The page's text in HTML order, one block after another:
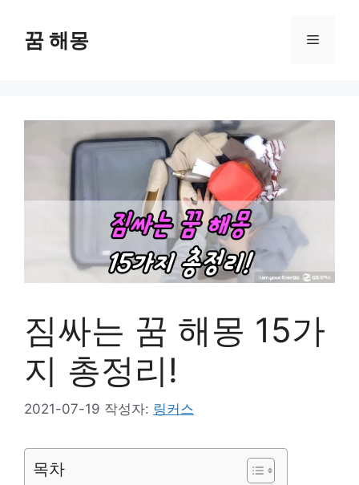
꿈 해몽 메
짐싸는 꿈 해몽 15가
지 총정리!
2021-07-19 작성자: 링커스
목차